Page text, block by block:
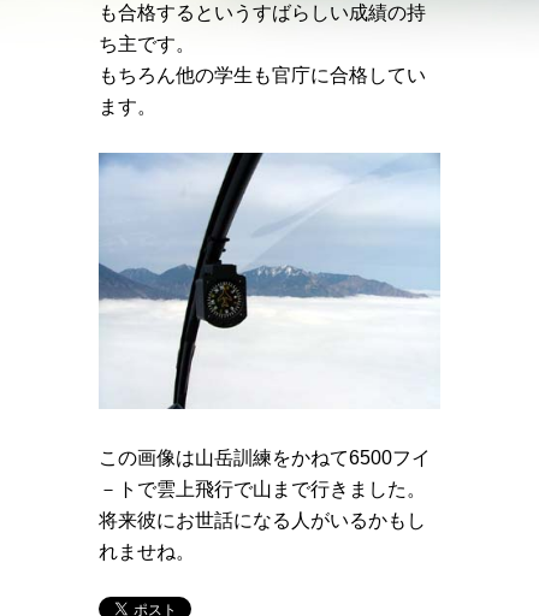
も合格するというすばらしい成績の持
ち主です。
もちろん他の学生も官庁に合格してい
ます。
この画像は山岳訓練をかねて6500フイ
－トで雲上飛行で山まで行きました。
将来彼にお世話になる人がいるかもし
れませね。